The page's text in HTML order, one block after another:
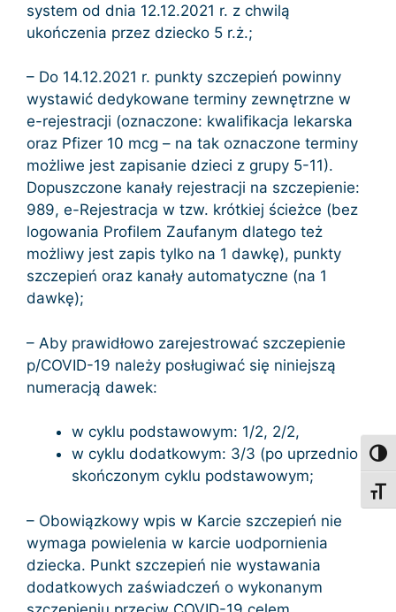
system od dnia 12.12.2021 r. z chwilą
ukończenia przez dziecko 5 r.ż.;
– Do 14.12.2021 r. punkty szczepień powinny
wystawić dedykowane terminy zewnętrzne w
e-rejestracji (oznaczone: kwalifikacja lekarska
oraz Pfizer 10 mcg – na tak oznaczone terminy
możliwe jest zapisanie dzieci z grupy 5-11).
Dopuszczone kanały rejestracji na szczepienie:
989, e-Rejestracja w tzw. krótkiej ścieżce (bez
logowania Profilem Zaufanym dlatego też
możliwy jest zapis tylko na 1 dawkę), punkty
szczepień oraz kanały automatyczne (na 1
dawkę);
– Aby prawidłowo zarejestrować szczepienie
p/COVID-19 należy posługiwać się niniejszą
numeracją dawek:
w cyklu podstawowym: 1/2, 2/2,
w cyklu dodatkowym: 3/3 (po uprzednio
skończonym cyklu podstawowym;
– Obowiązkowy wpis w Karcie szczepień nie
wymaga powielenia w karcie uodpornienia
dziecka. Punkt szczepień nie wystawania
dodatkowych zaświadczeń o wykonanym